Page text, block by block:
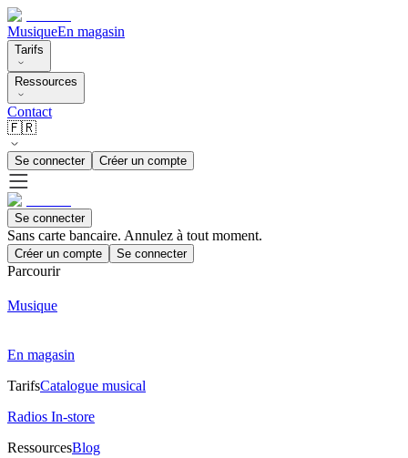
MusiqueEn magasin
Tarifs
Ressources
Contact
🇫🇷
Se connecter Créer un compte
Se connecter
Sans carte bancaire. Annulez à tout moment.
Créer un compte Se connecter
Parcourir
Musique
En magasin
TarifsCatalogue musical
Radios In-store
RessourcesBlog